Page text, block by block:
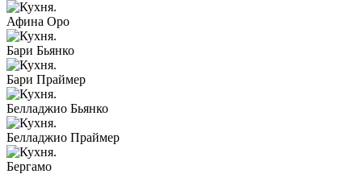
Афина Оро
Бари Бьянко
Бари Праймер
Белладжио Бьянко
Белладжио Праймер
Бергамо